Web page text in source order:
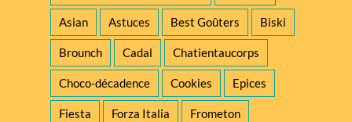
Asian Astuces Best Goûters Biski
Brounch Cadal Chatientaucorps
Choco-décadence Cookies Epices
Fiesta Forza Italia Frometon